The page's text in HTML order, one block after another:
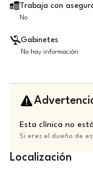
Trabaja con
No
Gabinetes
No hay información
Esta clínica no
Si eres el dueño de
Localización